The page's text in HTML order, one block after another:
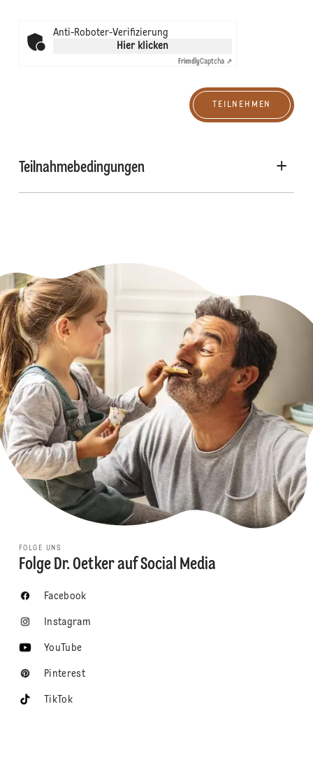
Anti-Roboter-Verifizierung
Hier klicken
FriendlyCaptcha ⇗
TEILNEHMEN
Teilnahmebedingungen
FOLGE UNS
Folge Dr. Oetker auf Social Media
Facebook
Instagram
YouTube
Pinterest
TikTok